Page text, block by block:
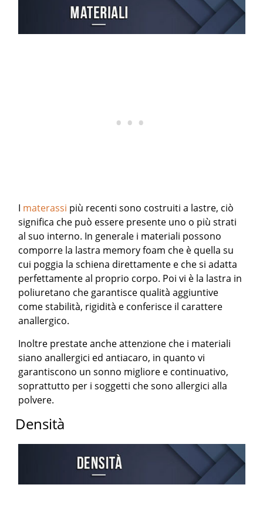
I materassi più recenti sono costruiti a lastre, ciò
significa che può essere presente uno o più strati
al suo interno. In generale i materiali possono
comporre la lastra memory foam che è quella su
cui poggia la schiena direttamente e che si adatta
perfettamente al proprio corpo. Poi vi è la lastra in
poliuretano che garantisce qualità aggiuntive
come stabilità, rigidità e conferisce il carattere
anallergico.
Inoltre prestate anche attenzione che i materiali
siano anallergici ed antiacaro, in quanto vi
garantiscono un sonno migliore e continuativo,
soprattutto per i soggetti che sono allergici alla
polvere.
Densità